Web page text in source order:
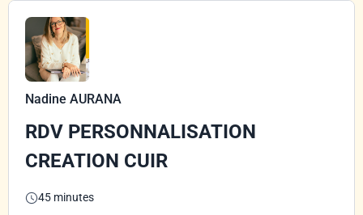
Nadine AURANA
RDV PERSONNALISATION
CREATION CUIR
45 minutes